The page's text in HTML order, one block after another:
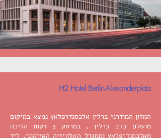
H2 Hotel Berlin-Alexanderplatz
המלון המודרני ברלין אלכסנדרפלאץ נמצא במיקום
מושלם בלב ברלין , במרחק 3 דקות הליכה
מאלכסנדרפלאץ וממגדל הטלוויזיה האייקוני, ליד